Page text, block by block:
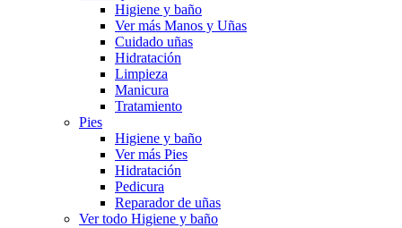
Higiene y baño
Ver más Manos y Uñas
Cuidado uñas
Hidratación
Limpieza
Manicura
Tratamiento
Pies
Higiene y baño
Ver más Pies
Hidratación
Pedicura
Reparador de uñas
Ver todo Higiene y baño